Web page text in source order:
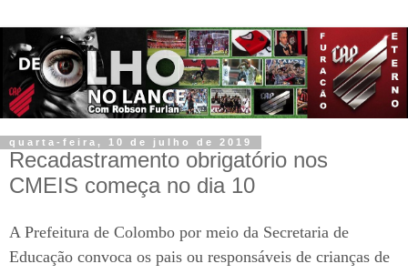
quarta-feira, 10 de julho de 2019
Recadastramento obrigatório nos
CMEIS começa no dia 10
A Prefeitura de Colombo por meio da Secretaria de
Educação convoca os pais ou responsáveis de crianças de